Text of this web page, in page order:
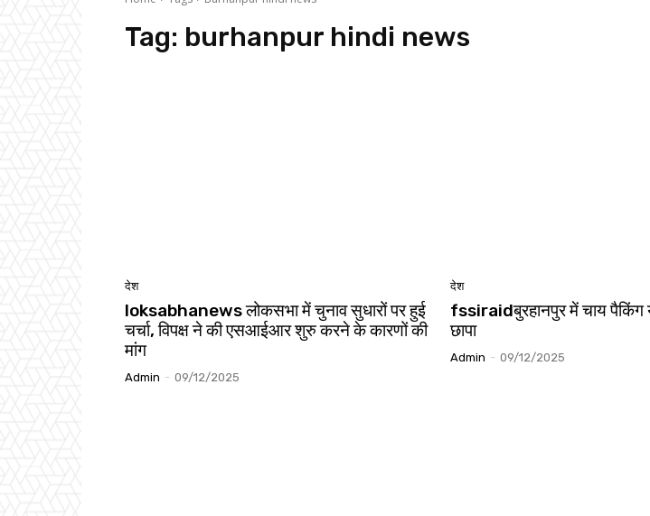
Tag: burhanpur hindi news
देश
loksabhanews लोकसभा में चुनाव सुधारों पर हुई
चर्चा, विपक्ष ने की एसआईआर शुरु करने के कारणों की
मांग
Admin - 09/12/2025
देश
fssiraidबुरहानपुर में चाय पैकिंग
छापा
Admin - 09/12/2025